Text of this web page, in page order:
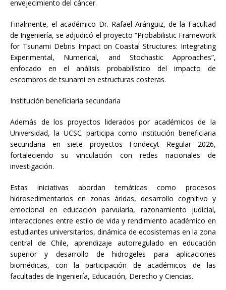
envejecimiento del cáncer.
Finalmente, el académico Dr. Rafael Aránguiz, de la Facultad
de Ingeniería, se adjudicó el proyecto “Probabilistic Framework
for Tsunami Debris Impact on Coastal Structures: Integrating
Experimental, Numerical, and Stochastic Approaches”,
enfocado en el análisis probabilístico del impacto de
escombros de tsunami en estructuras costeras.
Institución beneficiaria secundaria
Además de los proyectos liderados por académicos de la
Universidad, la UCSC participa como institución beneficiaria
secundaria en siete proyectos Fondecyt Regular 2026,
fortaleciendo su vinculación con redes nacionales de
investigación.
Estas iniciativas abordan temáticas como procesos
hidrosedimentarios en zonas áridas, desarrollo cognitivo y
emocional en educación parvularia, razonamiento judicial,
interacciones entre estilo de vida y rendimiento académico en
estudiantes universitarios, dinámica de ecosistemas en la zona
central de Chile, aprendizaje autorregulado en educación
superior y desarrollo de hidrogeles para aplicaciones
biomédicas, con la participación de académicos de las
facultades de Ingeniería, Educación, Derecho y Ciencias.